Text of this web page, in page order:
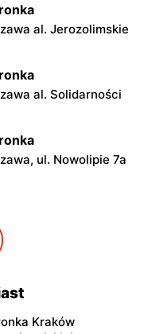
al. Jerozolimskie
al. Solidarności
ul. Nowolipie 7a
al. Solidarności
ul. Juliana
Niemcewicza 8
Kraków